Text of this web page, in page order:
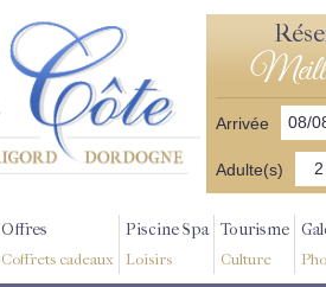
Arrivée
Adulte(s)
Offres
Coffrets cadeaux
Piscine Spa
Loisirs
Tourisme
Culture